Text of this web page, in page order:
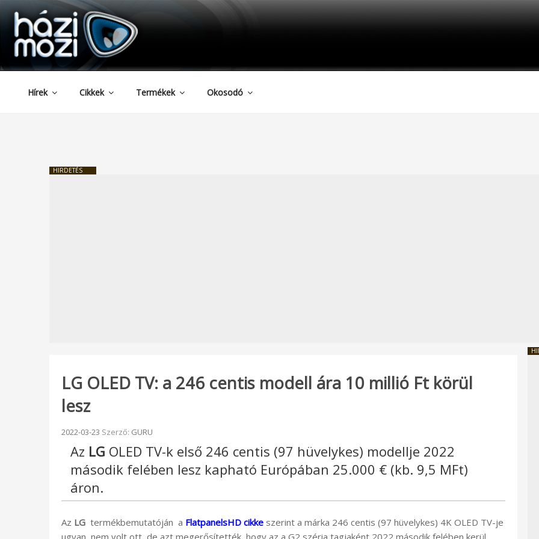
Tartalomhoz
HAZIMOZI
Hírek Cikkek Termékek Okosodó
HIRDETÉS
LG OLED TV: a 246 centis modell ára 10 millió Ft körül
lesz
Beküldve:
2022-03-23 Szerző: GURU
Az LG OLED TV-k első 246 centis (97 hüvelykes) modellje 2022
második felében lesz kapható Európában 25.000 € (kb. 9,5 MFt)
áron.
Az LG termékbemutatóján a FlatpanelsHD cikke szerint a márka 246 centis (97 hüvelykes) 4K OLED TV-je
ugyan nem volt ott, de azt megerősítették, hogy az a G2 széria tagjaként 2022 második felében kerül